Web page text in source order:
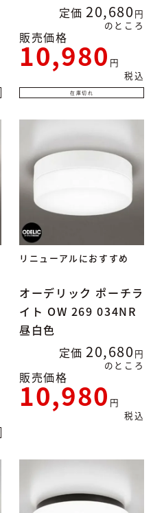
定価 20,680
のところ
販売価格
10,980
税込
在庫切れ
リニューアルにおすすめ
オーデリック ポーチラ
イト OW 269 034NR
昼白色
定価 20,680
のところ
販売価格
10,980
税込